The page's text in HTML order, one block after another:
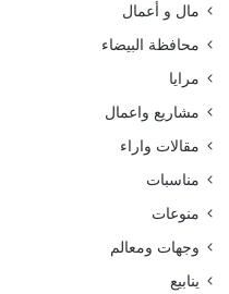
مال و أعمال
محافظة البيضاء
مرايا
مشاريع واعمال
مقالات واراء
مناسبات
منوعات
وجهات ومعالم
ينابيع